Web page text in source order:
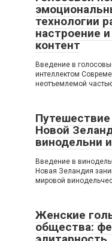
технологии
настроение
контент
Введение в
интеллектом
неотъемлемой
Новой
винодельни
Введение в
Новая Зеландия
мировой
Женские
общества: